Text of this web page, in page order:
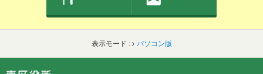
表示モード : パソコン版